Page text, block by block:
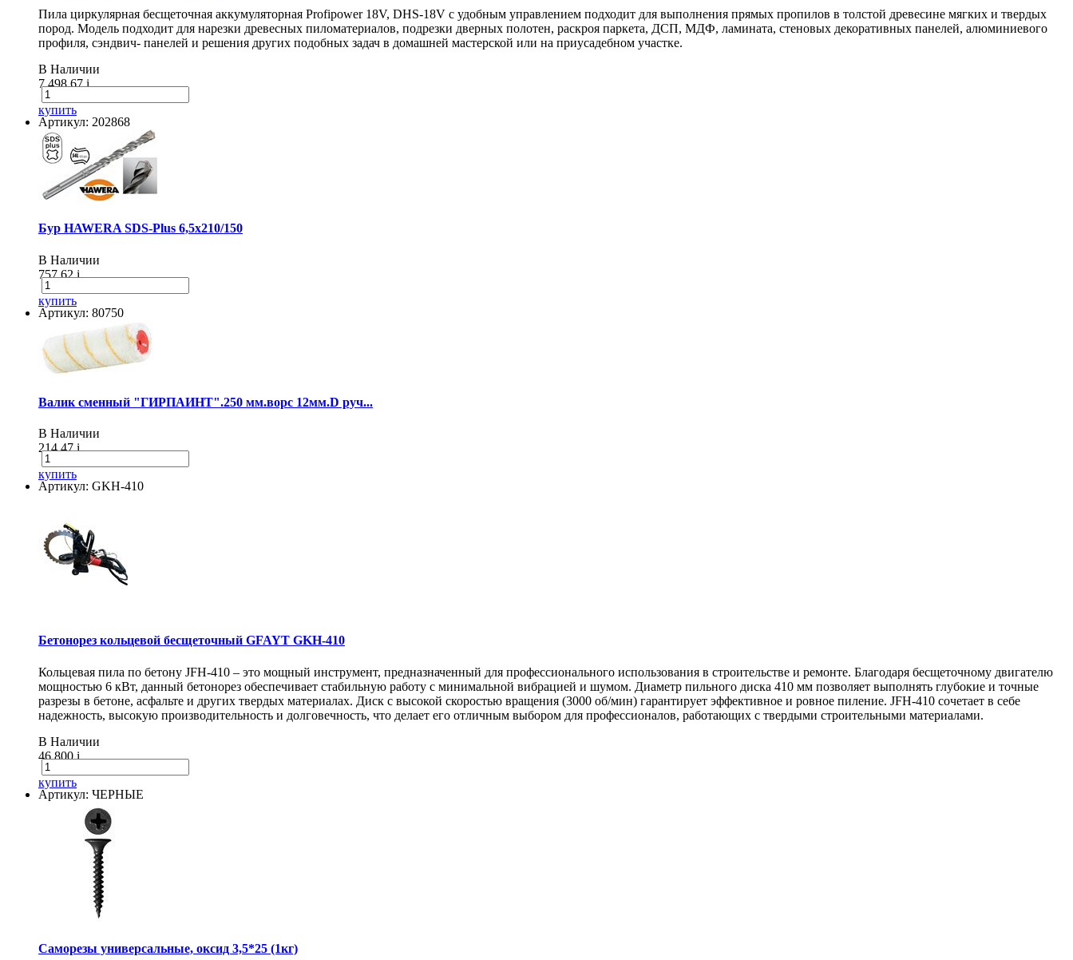
Пила циркулярная бесщеточная аккумуляторная Profipower 18V, DHS-18V с удобным управлением подходит для выполнения прямых пропилов в толстой древесине мягких и твердых
пород. Модель подходит для нарезки древесных пиломатериалов, подрезки дверных полотен, раскроя паркета, ДСП, МДФ, ламината, стеновых декоративных панелей, алюминиевого
профиля, сэндвич- панелей и решения других подобных задач в домашней мастерской или на приусадебном участке.
В Наличии
7 498.67i
купить
Артикул: 202868
Бур HAWERA SDS-Plus 6,5х210/150
В Наличии
757.62i
купить
Артикул: 80750
Валик сменный "ГИРПАИНТ".250 мм.ворс 12мм.D руч...
В Наличии
214.47i
купить
Артикул: GKH-410
Бетонорез кольцевой бесщеточный GFAYT GKH-410
Кольцевая пила по бетону JFH-410 – это мощный инструмент, предназначенный для профессионального использования в строительстве и ремонте. Благодаря бесщеточному двигателю
мощностью 6 кВт, данный бетонорез обеспечивает стабильную работу с минимальной вибрацией и шумом. Диаметр пильного диска 410 мм позволяет выполнять глубокие и точные
разрезы в бетоне, асфальте и других твердых материалах. Диск с высокой скоростью вращения (3000 об/мин) гарантирует эффективное и ровное пиление. JFH-410 сочетает в себе
надежность, высокую производительность и долговечность, что делает его отличным выбором для профессионалов, работающих с твердыми строительными материалами.
В Наличии
46 800i
купить
Артикул: ЧЕРНЫЕ
Саморезы универсальные, оксид 3,5*25 (1кг)